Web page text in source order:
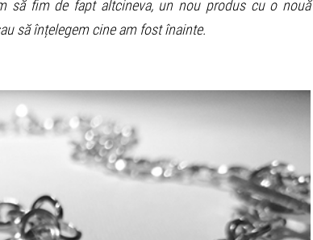
să fim de fapt altcineva, un nou produs cu o nouă
să înțelegem cine am fost înainte.